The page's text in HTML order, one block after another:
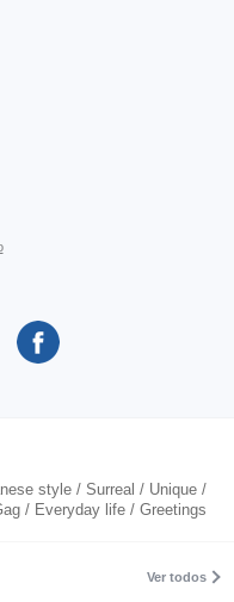
style / Surreal / Unique /
/ Everyday life / Greetings
Ver todos